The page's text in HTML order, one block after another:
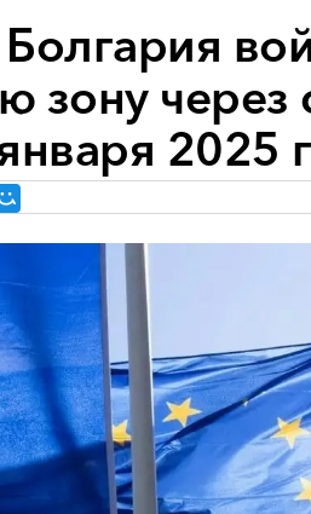
зону через
2025